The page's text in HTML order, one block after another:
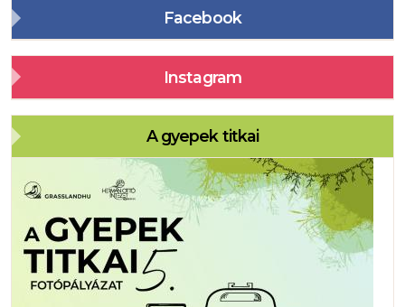
Facebook
Instagram
A gyepek titkai